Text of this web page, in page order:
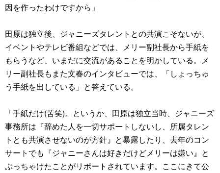
因を作ったわけですから」
田原は独立後、ジャニーズタレントとの共演こそないが、
イベントやテレビ番組などでは、メリー副社長から手紙を
もらうなど、いまだに交流があることを明かしている。メ
リー副社長もまた文春のインタビューでは、「しょっちゅ
う手紙を出している」と答えている。
「手紙だけ(苦笑)。というか、田原は独立当時、ジャニーズ
事務所は『辞めた人を一切サポートしないし、所属タレン
トとも共演させないのが方針』と暴露したり、去年のコン
サートでも『ジャニーさんは好きだけどメリーは嫌い』と
ぶっちゃけたことがリポートされています。ここにきて公